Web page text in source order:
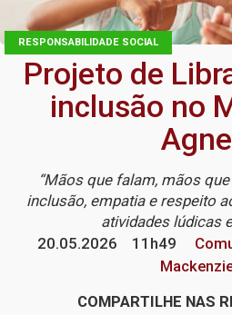
RESPONSABILIDADE SOCIAL
Projeto de
inclusão no
“Mãos que falam, mãos
inclusão, empatia e respeito
atividades lúdicas
20.05.2026
11h49
COMPARTILHE NAS